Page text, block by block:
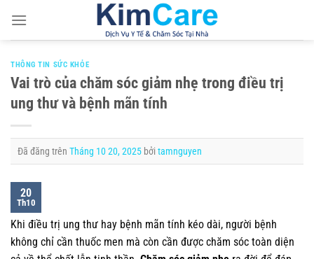
đến
nội
dungTHÔNG TIN SỨC KHỎE
Vai trò của chăm sóc giảm nhẹ trong điều trị
ung thư và bệnh mãn tính
Đã đăng trên Tháng 10 20, 2025 bởitamnguyen
20
Th10
Khi điều trị ung thư hay bệnh mãn tính kéo dài, người bệnh
không chỉ cần thuốc men mà còn cần được chăm sóc toàn diện